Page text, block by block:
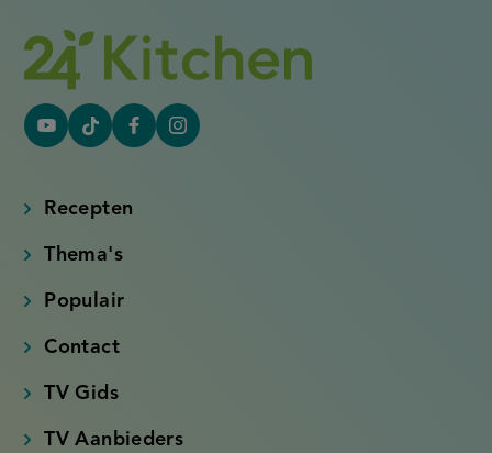
YouTube
link)
Tiktok
link)
FacebookInstagram
Recepten
Thema's
Populair
Contact
TV Gids
TV Aanbieders